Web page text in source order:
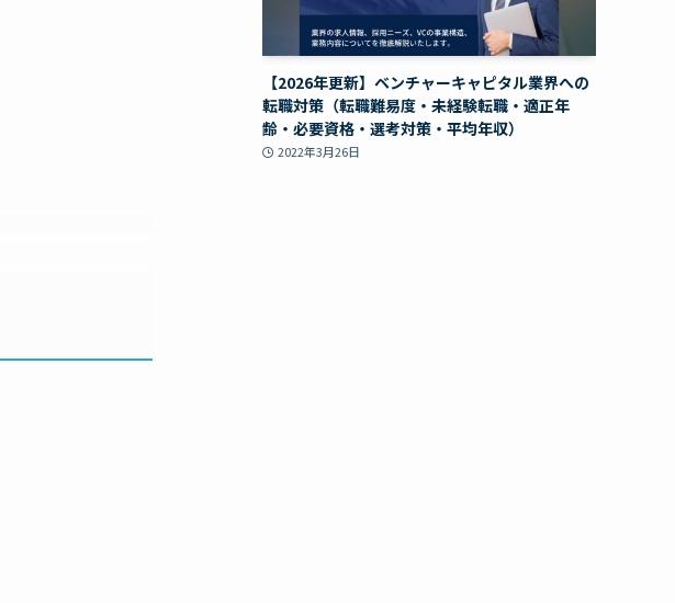
【2026年更新】ベンチャーキャピタル業界への
転職対策（転職難易度・未経験転職・適正年
齢・必要資格・選考対策・平均年収）
2022年3月26日